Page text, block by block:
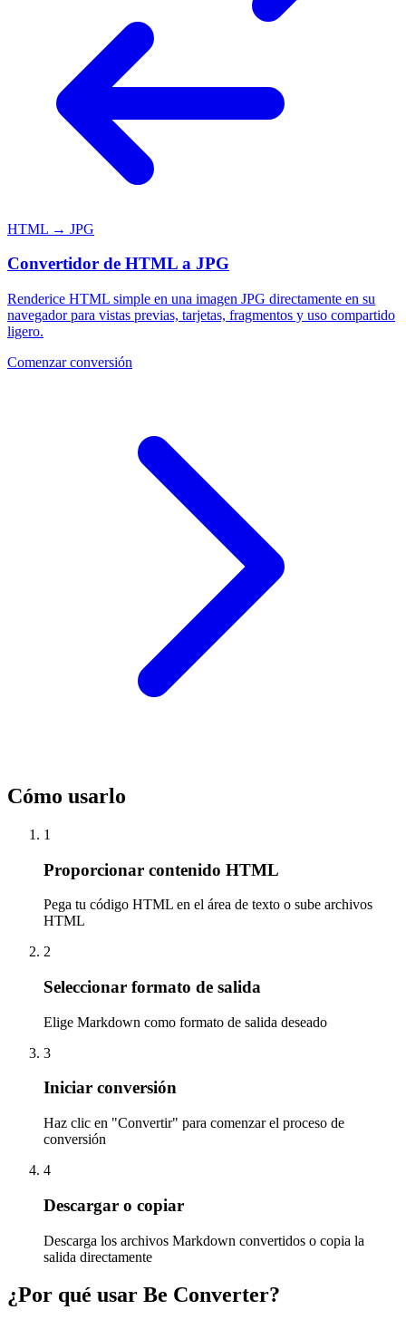
HTML → JPG
Convertidor de HTML a JPG
Renderice HTML simple en una imagen JPG directamente en su
navegador para vistas previas, tarjetas, fragmentos y uso compartido
ligero.
Comenzar conversión
Cómo usarlo
1
Proporcionar contenido HTML
Pega tu código HTML en el área de texto o sube archivos
HTML
2
Seleccionar formato de salida
Elige Markdown como formato de salida deseado
3
Iniciar conversión
Haz clic en "Convertir" para comenzar el proceso de
conversión
4
Descargar o copiar
Descarga los archivos Markdown convertidos o copia la
salida directamente
¿Por qué usar Be Converter?